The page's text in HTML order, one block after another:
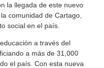
la llegada de este nuevo
comunidad de Cartago,
social en el país.
a través del
a más de 31,000
el país. Con esta nueva